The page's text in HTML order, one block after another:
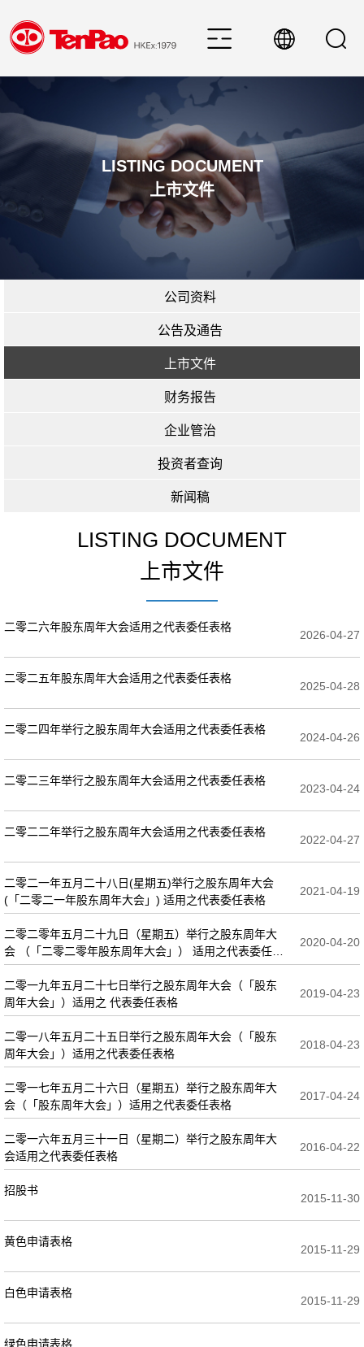
LISTING DOCUMENT
上市文件
公司资料
公告及通告
上市文件
财务报告
企业管治
投资者查询
新闻稿
LISTING DOCUMENT
上市文件
2026-04-27
二零二六年股东周年大会适用之代表委任表格
2025-04-28
二零二五年股东周年大会适用之代表委任表格
2024-04-26
二零二四年举行之股东周年大会适用之代表委任表格
2023-04-24
二零二三年举行之股东周年大会适用之代表委任表格
2022-04-27
二零二二年举行之股东周年大会适用之代表委任表格
2021-04-19
二零二一年五月二十八日(星期五)举行之股东周年大会
(「二零二一年股东周年大会」) 适用之代表委任表格
2020-04-20
二零二零年五月二十九日（星期五）举行之股东周年大
会 （「二零二零年股东周年大会」） 适用之代表委任表
格
2019-04-23
二零一九年五月二十七日举行之股东周年大会（「股东
周年大会」）适用之 代表委任表格
2018-04-23
二零一八年五月二十五日举行之股东周年大会（「股东
周年大会」）适用之代表委任表格
2017-04-24
二零一七年五月二十六日（星期五）举行之股东周年大
会（「股东周年大会」）适用之代表委任表格
2016-04-22
二零一六年五月三十一日（星期二）举行之股东周年大
会适用之代表委任表格
2015-11-30
招股书
2015-11-29
黄色申请表格
2015-11-29
白色申请表格
绿色申请表格